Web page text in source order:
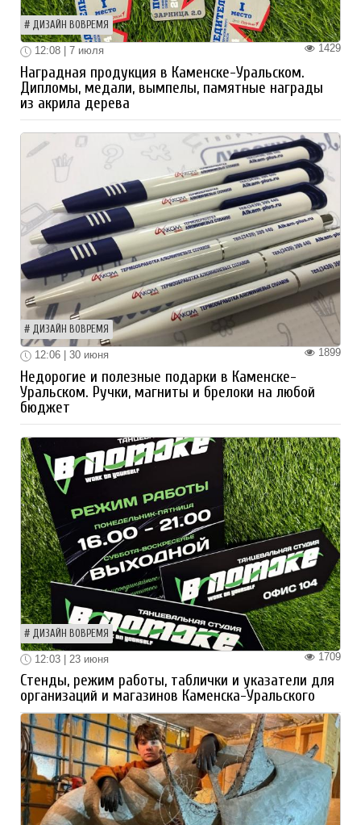
ДИЗАЙН ВОВРЕМЯ
1429
12:08 | 7 июля
Наградная продукция в Каменске-Уральском.
Дипломы, медали, вымпелы, памятные награды
из акрила дерева
ДИЗАЙН ВОВРЕМЯ
1899
12:06 | 30 июня
Недорогие и полезные подарки в Каменске-
Уральском. Ручки, магниты и брелоки на любой
бюджет
ДИЗАЙН ВОВРЕМЯ
1709
12:03 | 23 июня
Стенды, режим работы, таблички и указатели для
организаций и магазинов Каменска-Уральского